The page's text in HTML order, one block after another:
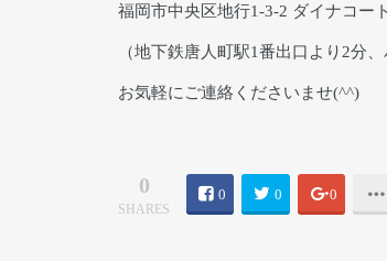
福岡市中央区地行1-3-2 ダイナコー
（地下鉄唐人町駅1番出口より2分
お気軽にご連絡くださいませ(^^)
0
SHARES
0 0 0